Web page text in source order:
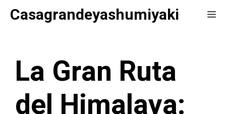
SaltarCasagrandeyashumiyaki
La Gran Ruta
del Himalaya: